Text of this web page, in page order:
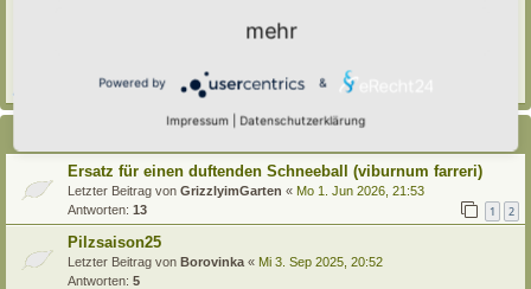
Eingetragener Hortus - Mein Hortus und ich!
Antworten:1
Ersatz für einen duftenden Schneeball (viburnum farreri)
Letzter Beitrag von GrizzlyimGarten « Mo 1. Jun 2026, 21:53
Antworten: 13 1 2
Pilzsaison25
Letzter Beitrag von Borovinka « Mi 3. Sep 2025, 20:52
Antworten: 5
mehr
Powered by &
Impressum Datenschutzerklärung